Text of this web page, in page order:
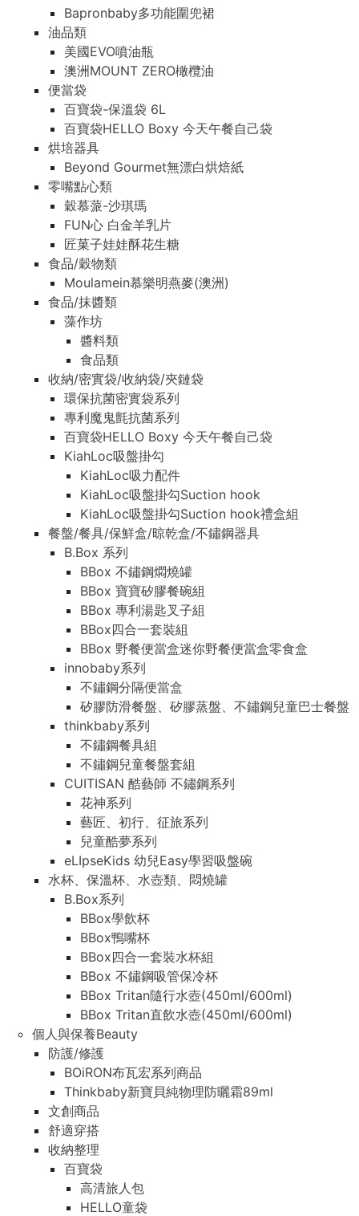
Bapronbaby多功能圍兜裙
油品類
美國EVO噴油瓶
澳洲MOUNT ZERO橄欖油
便當袋
百寶袋-保溫袋 6L
百寶袋HELLO Boxy 今天午餐自己袋
烘培器具
Beyond Gourmet無漂白烘焙紙
零嘴點心類
穀慕蒎-沙琪瑪
FUN心 白金羊乳片
匠菓子娃娃酥花生糖
食品/穀物類
Moulamein慕樂明燕麥(澳洲)
食品/抹醬類
藻作坊
醬料類
食品類
收納/密實袋/收納袋/夾鏈袋
環保抗菌密實袋系列
專利魔鬼氈抗菌系列
百寶袋HELLO Boxy 今天午餐自己袋
KiahLoc吸盤掛勾
KiahLoc吸力配件
KiahLoc吸盤掛勾Suction hook
KiahLoc吸盤掛勾Suction hook禮盒組
餐盤/餐具/保鮮盒/晾乾盒/不鏽鋼器具
B.Box 系列
BBox 不鏽鋼燜燒罐
BBox 寶寶矽膠餐碗組
BBox 專利湯匙叉子組
BBox四合一套裝組
BBox 野餐便當盒迷你野餐便當盒零食盒
innobaby系列
不鏽鋼分隔便當盒
矽膠防滑餐盤、矽膠蒸盤、不鏽鋼兒童巴士餐盤
thinkbaby系列
不鏽鋼餐具組
不鏽鋼兒童餐盤套組
CUITISAN 酷藝師 不鏽鋼系列
花神系列
藝匠、初行、征旅系列
兒童酷夢系列
eLIpseKids 幼兒Easy學習吸盤碗
水杯、保溫杯、水壺類、悶燒罐
B.Box系列
BBox學飲杯
BBox鴨嘴杯
BBox四合一套裝水杯組
BBox 不鏽鋼吸管保冷杯
BBox Tritan隨行水壺(450ml/600ml)
BBox Tritan直飲水壺(450ml/600ml)
個人與保養Beauty
防護/修護
BOiRON布瓦宏系列商品
Thinkbaby新寶貝純物理防曬霜89ml
文創商品
舒適穿搭
收納整理
百寶袋
高清旅人包
HELLO童袋